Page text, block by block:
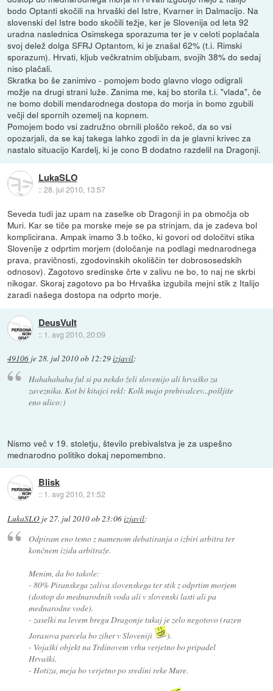
bodo Optanti skočili na hrvaški del Istre, Kvarner in Dalmacijo. Na
slovenski del Istre bodo skočili težje, ker je Slovenija od leta 92
uradna naslednica Osimskega sporazuma ter je v celoti poplačala
svoj delež dolga SFRJ Optantom, ki je znašal 62% (t.i. Rimski
sporazum). Hrvati, kljub večkratnim obljubam, svojih 38% do sedaj
niso plačali.
Skratka bo še zanimivo - pomojem bodo glavno vlogo odigrali
možje na drugi strani luže. Zanima me, kaj bo storila t.i. "vlada", če
ne bomo dobili mendarodnega dostopa do morja in bomo zgubili
večji del spornih ozemelj na kopnem.
Pomojem bodo vsi zadružno obrnili ploščo rekoč, da so vsi
opozarjali, da se kaj takega lahko zgodi in da je glavni krivec za
nastalo situacijo Kardelj, ki je cono B dodatno razdelil na Dragonji.
LukaSLO
::28. jul 2010, 13:57
Seveda tudi jaz upam na zaselke ob Dragonji in pa območja ob
Muri. Kar se tiče pa morske meje se pa strinjam, da je zadeva bol
komplicirana. Ampak imamo 3.b točko, ki govori od določitvi stika
Slovenije z odprtim morjem (določanje na podlagi mednarodnega
prava, pravičnosti, zgodovinskih okoliščin ter dobrososedskih
odnosov). Zagotovo sredinske črte v zalivu ne bo, to naj ne skrbi
nikogar. Skoraj zagotovo pa bo Hrvaška izgubila mejni stik z Italijo
zaradi našega dostopa na odprto morje.
DeusVult
:: 1. avg 2010, 20:09
49106 je28. jul 2010 ob 12:29izjavil:
Hahahahaha ful si pa nekdo želi slovenijo ali hrvaško za
zaveznika. Kot bi kitajci rekl: Kolk majo prebivalcev...pošljite
eno ulico:)
Nismo več v 19. stoletju, število prebivalstva je za uspešno
mednarodno politiko dokaj nepomembno.
Blisk
:: 1. avg 2010, 21:52
LukaSLO je27. jul 2010 ob 23:06izjavil:
Odpiram eno temo z namenom debatiranja o izbiri arbitra ter
končnem izidu arbitraže.
Menim, da bo takole:
- 80% Piranskega zaliva slovenskega ter stik z odprtim morjem
(dostop do mednarodnih voda ali v slovenski lasti ali pa
mednarodne vode).
- zaselki na levem bregu Dragonje tukaj je zelo negotovo (razen
Jorasova parcela bo ziher v Sloveniji
).
- Vojaški objekt na Trdinovem vrhu verjetno bo pripadel
Hrvaški.
- Hotiza, meja bo verjetno po sredini reke Mure.